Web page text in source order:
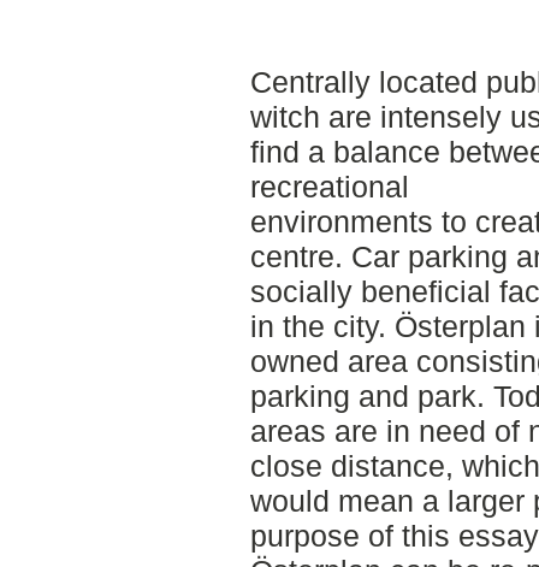
Centrally located
witch are intensely
find a balance
recreational
environments to
centre. Car parking
socially beneficial
in the city.
owned area
parking and park.
areas are in need of
close distance,
would mean a larger
purpose of this